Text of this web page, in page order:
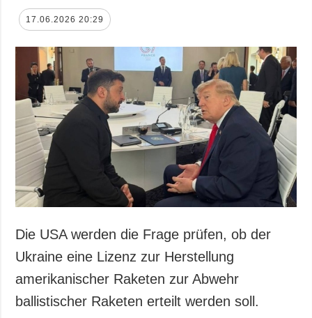
17.06.2026 20:29
Die USA werden die Frage prüfen, ob der
Ukraine eine Lizenz zur Herstellung
amerikanischer Raketen zur Abwehr
ballistischer Raketen erteilt werden soll.